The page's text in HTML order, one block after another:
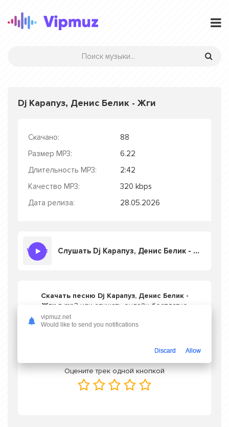
Dj Карапуз, Денис Белик - Жги
Скачано:
88
Размер MP3:
6.22
Длительность MP3:
2:42
Качество MP3:
320 kbps
Дата релиза:
28.05.2026
Слушать Dj Карапуз, Денис Белик - Жги
Скачать песню Dj Карапуз, Денис Белик -
Жги в mp3 или слушать онлайн бесплатно
Оцените трек одной кнопкой
vipmuz.net
Would like to send you notifications
Discard Allow